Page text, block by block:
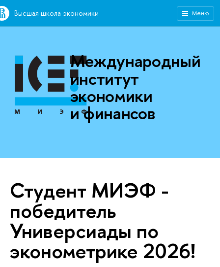
Высшая школа экономики Меню
Международный
институт
экономики
и финансов
Студент МИЭФ -
победитель
Универсиады по
эконометрике 2026!